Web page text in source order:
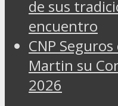
de sus
encuentro
CNP
Martin su
2026